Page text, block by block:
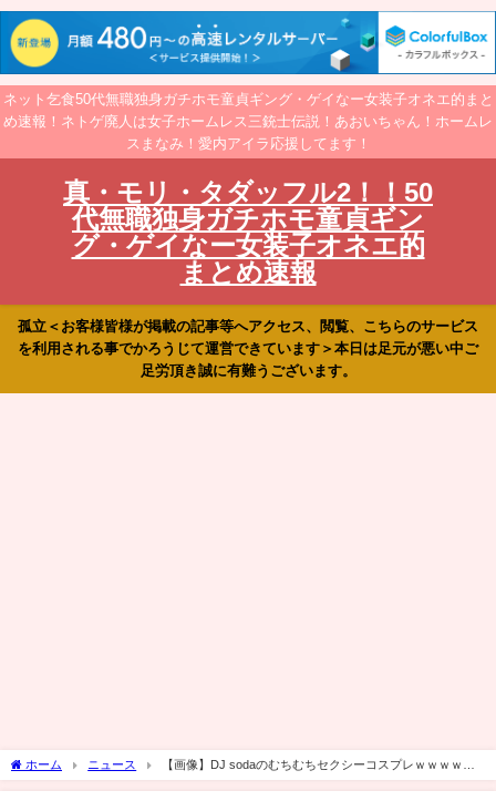
ネット乞食50代無職独身ガチホモ童貞ギング・ゲイなー女装子オネエ的まと
め速報！ネトゲ廃人は女子ホームレス三銃士伝説！あおいちゃん！ホームレ
スまなみ！愛内アイラ応援してます！
真・モリ・タダッフル2！！50
代無職独身ガチホモ童貞ギン
グ・ゲイなー女装子オネエ的
まとめ速報
孤立＜お客様皆様が掲載の記事等へアクセス、閲覧、こちらのサービス
を利用される事でかろうじて運営できています＞本日は足元が悪い中ご
足労頂き誠に有難うございます。
ホーム ニュース
【画像】DJ sodaのむちむちセクシーコスプレｗｗｗｗｗ
ｗ